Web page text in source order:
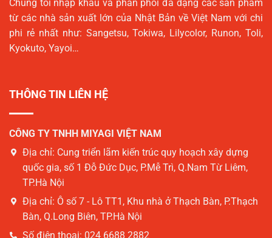
Chúng tôi nhập khẩu và phân phối đa dạng các sản phẩm
từ các nhà sản xuất lớn của Nhật Bản về Việt Nam với chi
phi rẻ nhất như: Sangetsu, Tokiwa, Lilycolor, Runon, Toli,
Kyokuto, Yayoi…
THÔNG TIN LIÊN HỆ
CÔNG TY TNHH MIYAGI VIỆT NAM
Địa chỉ: Cung triển lãm kiến trúc quy hoạch xây dựng
quốc gia, số 1 Đỗ Đức Dục, P.Mễ Trì, Q.Nam Từ Liêm,
TP.Hà Nội
Địa chỉ: Ô số 7 - Lô TT1, Khu nhà ở Thạch Bàn, P.Thạch
Bàn, Q.Long Biên, TP.Hà Nội
Số điện thoại: 024 6688 2882